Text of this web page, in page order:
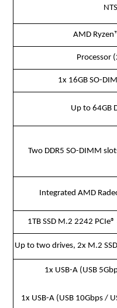
AMD
Processor
1x 16GB SO-
Up to 64GB
Two DDR5 SO-DIMM
Integrated AMD
1TB SSD M.2 2242
Up to two drives, 2x M.2
1x USB-A (USB
1x USB-A (USB 10Gbps /